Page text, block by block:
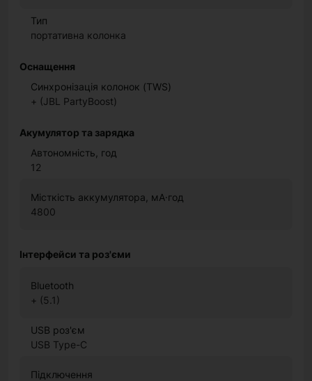
Тип
портативна колонка
Оснащення
Синхронізація колонок (TWS)
+ (JBL PartyBoost)
Акумулятор та зарядка
Автономність, год
12
Місткість аккумулятора, мА·год
4800
Інтерфейси та роз'єми
Bluetooth
+ (5.1)
USB роз'єм
USB Type-C
Підключення